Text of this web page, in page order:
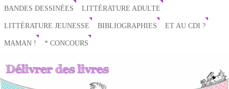
BANDES DESSINÉES LITTÉRATURE ADULTE
LITTÉRATURE JEUNESSE BIBLIOGRAPHIES ET AU CDI ?
MAMAN ! * CONCOURS